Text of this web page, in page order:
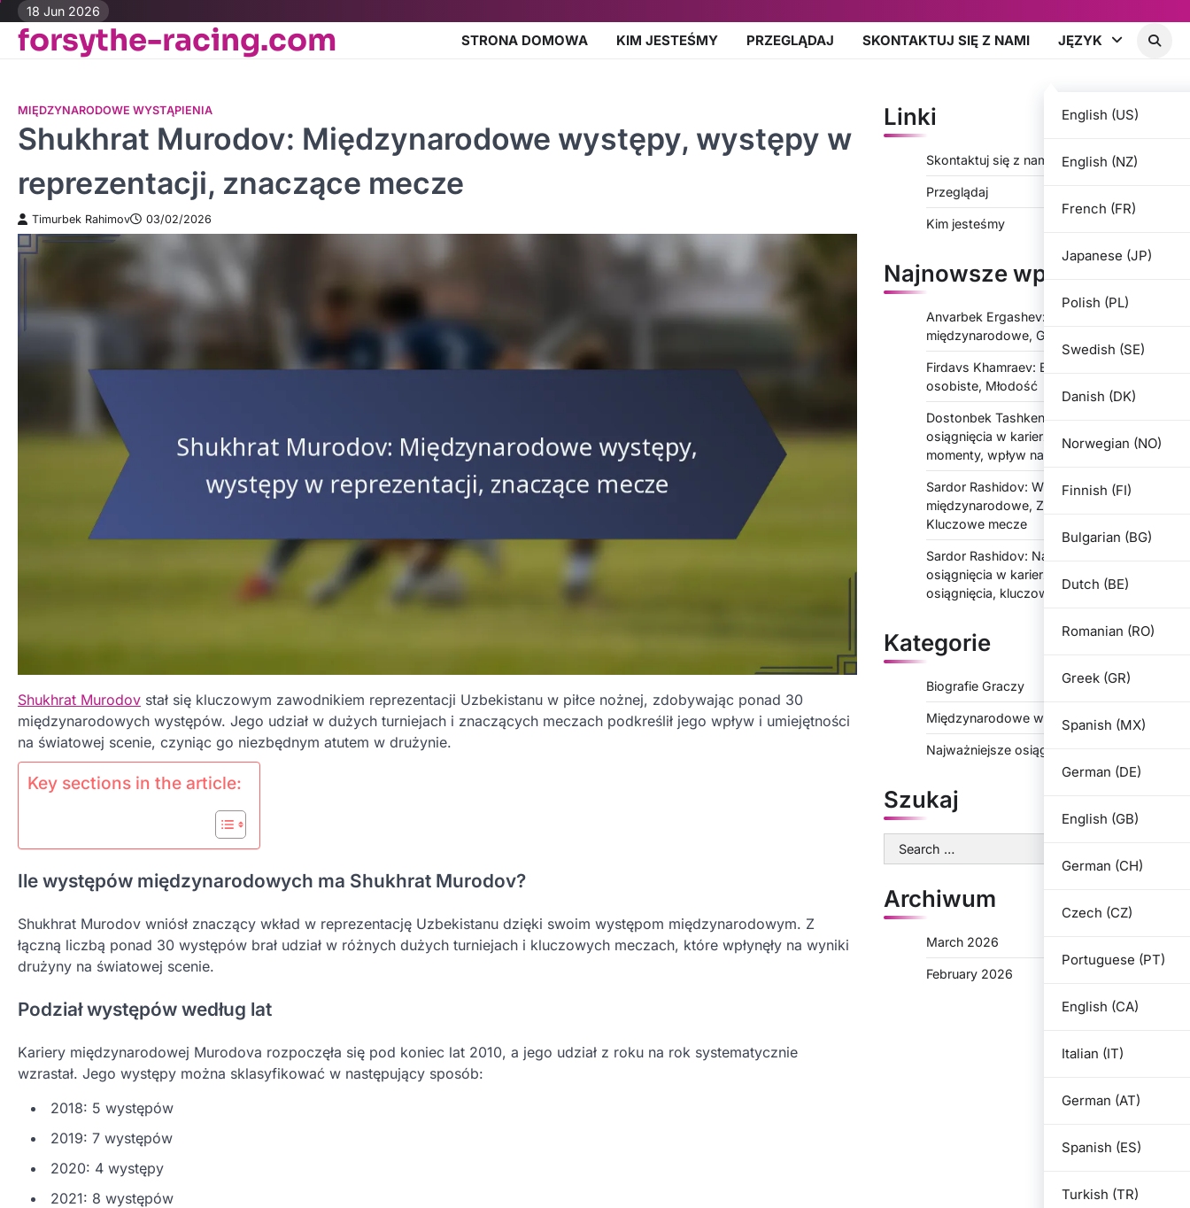
Skip
content
18 Jun 2026
forsythe-racing.com STRONA DOMOWA KIM JESTEŚMY PRZEGLĄDAJ SKONTAKTUJ SIĘ Z NAMI JĘZYK
English (US)
English (NZ)
French (FR)
Japanese (JP)
Polish (PL)
Swedish (SE)
Danish (DK)
Norwegian (NO)
Finnish (FI)
Bulgarian (BG)
Dutch (BE)
Romanian (RO)
Greek (GR)
Spanish (MX)
German (DE)
English (GB)
German (CH)
Czech (CZ)
Portuguese (PT)
English (CA)
Italian (IT)
German (AT)
Spanish (ES)
Turkish (TR)
MIĘDZYNARODOWE WYSTĄPIENIA
Shukhrat Murodov: Międzynarodowe występy, występy w
reprezentacji, znaczące mecze
Timurbek Rahimov 03/02/2026
Shukhrat Murodov stał się kluczowym zawodnikiem reprezentacji Uzbekistanu w piłce nożnej, zdobywając ponad 30
międzynarodowych występów. Jego udział w dużych turniejach i znaczących meczach podkreślił jego wpływ i umiejętności
na światowej scenie, czyniąc go niezbędnym atutem w drużynie.
Key sections in the article:
Ile występów międzynarodowych ma Shukhrat Murodov?
Shukhrat Murodov wniósł znaczący wkład w reprezentację Uzbekistanu dzięki swoim występom międzynarodowym. Z
łączną liczbą ponad 30 występów brał udział w różnych dużych turniejach i kluczowych meczach, które wpłynęły na wyniki
drużyny na światowej scenie.
Podział występów według lat
Kariery międzynarodowej Murodova rozpoczęła się pod koniec lat 2010, a jego udział z roku na rok systematycznie
wzrastał. Jego występy można sklasyfikować w następujący sposób:
2018: 5 występów
2019: 7 występów
2020: 4 występy
2021: 8 występów
Linki
Skontaktuj się z nami
Przeglądaj
Kim jesteśmy
Najnowsze wpisy
Anvarbek Ergashev: Występy
międzynarodowe, Główne turnieje, Wkład
Firdavs Khamraev: Biografia, Wpływy
osobiste, Młodość
Dostonbek Tashkentov: Najważniejsze
osiągnięcia w karierze, wyróżniające się
momenty, wpływ na klub
Sardor Rashidov: Występy
międzynarodowe, Znaczące występy,
Kluczowe mecze
Sardor Rashidov: Najważniejsze
osiągnięcia w karierze, wyróżniające się
osiągnięcia, kluczowe mecze
Kategorie
Biografie Graczy
Międzynarodowe wystąpienia
Najważniejsze osiągnięcia zawodowe
Szukaj
Search
for:
Archiwum
March 2026
February 2026